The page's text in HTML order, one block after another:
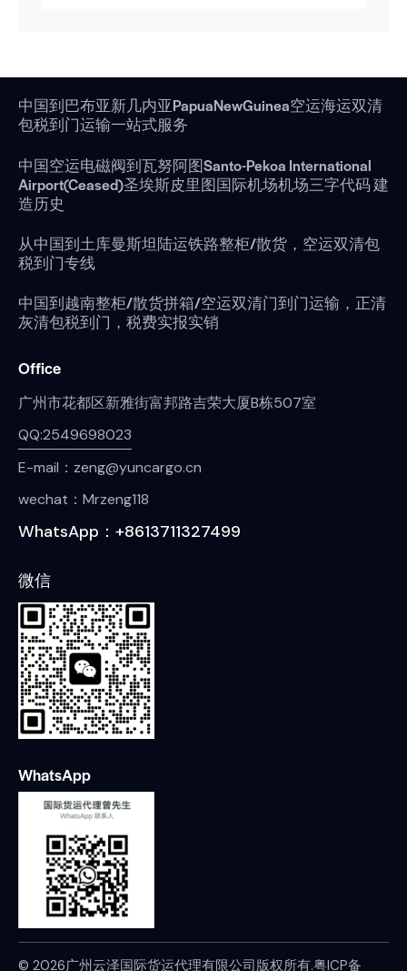
中国到巴布亚新几内亚PapuaNewGuinea空运海运双清
包税到门运输一站式服务
中国空运电磁阀到瓦努阿图Santo-Pekoa International
Airport(Ceased)圣埃斯皮里图国际机场机场三字代码 建
造历史
从中国到土库曼斯坦陆运铁路整柜/散货，空运双清包
税到门专线
中国到越南整柜/散货拼箱/空运双清门到门运输，正清
灰清包税到门，税费实报实销
Office
广州市花都区新雅街富邦路吉荣大厦B栋507室
QQ:2549698023
E-mail：zeng@yuncargo.cn
wechat：Mrzeng118
WhatsApp：+8613711327499
微信
WhatsApp
© 2026广州云泽国际货运代理有限公司版权所有.粤ICP备